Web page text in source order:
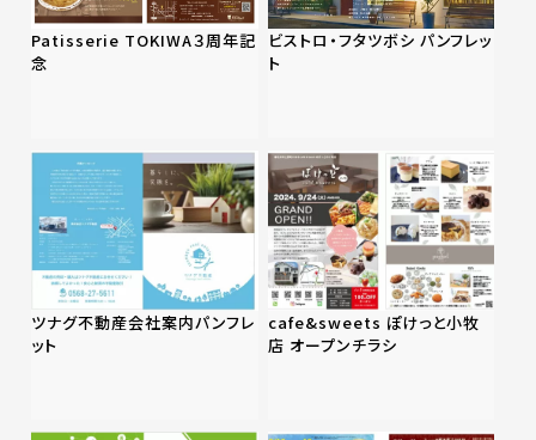
Patisserie TOKIWA３周年記
念
ビストロ・フタツボシ パンフレッ
ト
ツナグ不動産会社案内パンフレ
ット
cafe&sweets ぽけっと小牧
店 オープンチラシ